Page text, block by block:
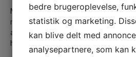
Med et af markedets mest erfarne
med markedets nyeste teknologi,
afrensningsopgaver for
hele Danmark.
bedre brugeroplevelse,
statistik og marketing.
kan blive delt med
analysepartnere, som kan